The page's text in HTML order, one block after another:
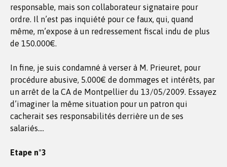
responsable, mais son collaborateur signataire pour
ordre. Il n’est pas inquiété pour ce faux, qui, quand
même, m’expose à un redressement fiscal indu de plus
de 150.000€.
In fine, je suis condamné à verser à M. Prieuret, pour
procédure abusive, 5.000€ de dommages et intérêts, par
un arrêt de la CA de Montpellier du 13/05/2009. Essayez
d’imaginer la même situation pour un patron qui
cacherait ses responsabilités derrière un de ses
salariés….
Etape n°3